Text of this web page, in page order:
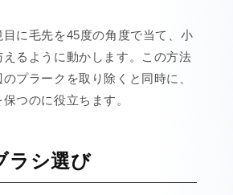
に毛先を45度の角度で当て、小
えるように動かします。この方法
プラークを取り除くと同時に、
つのに役立ちます。
ラシ選び